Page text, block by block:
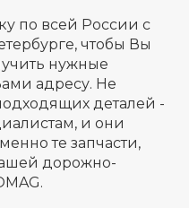
по всей России с
чтобы Вы
нужные
адресу. Не
деталей -
и они
те запчасти,
дорожно-